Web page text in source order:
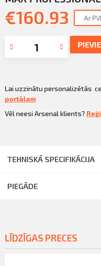
KLIENTU PORTĀLS
KĻŪT PAR KLIENTU
Iziet
€160.93 Ar
Lai uzzinātu personalizētās
portālam
Vēl neesi Arsenal klients?
TEHNISKĀ SPECIFIKĀCIJA
PIEGĀDE
LĪDZĪGAS PRECES